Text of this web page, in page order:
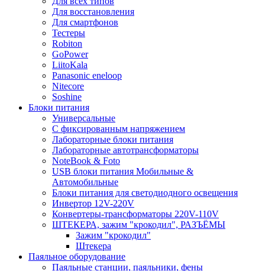
Для восстановления
Для смартфонов
Тестеры
Robiton
GoPower
LiitoKala
Panasonic eneloop
Nitecore
Soshine
Блоки питания
Универсальные
C фиксированным напряжением
Лабораторные блоки питания
Лабораторные автотрансформаторы
NoteBook & Foto
USB блоки питания Мобильные &
Автомобильные
Блоки питания для светодиодного освещения
Инвертор 12V-220V
Конвертеры-трансформаторы 220V-110V
ШТЕКЕРА, зажим "крокодил", РАЗЪЁМЫ
Зажим "крокодил"
Штекера
Паяльное оборудование
Паяльные станции, паяльники, фены